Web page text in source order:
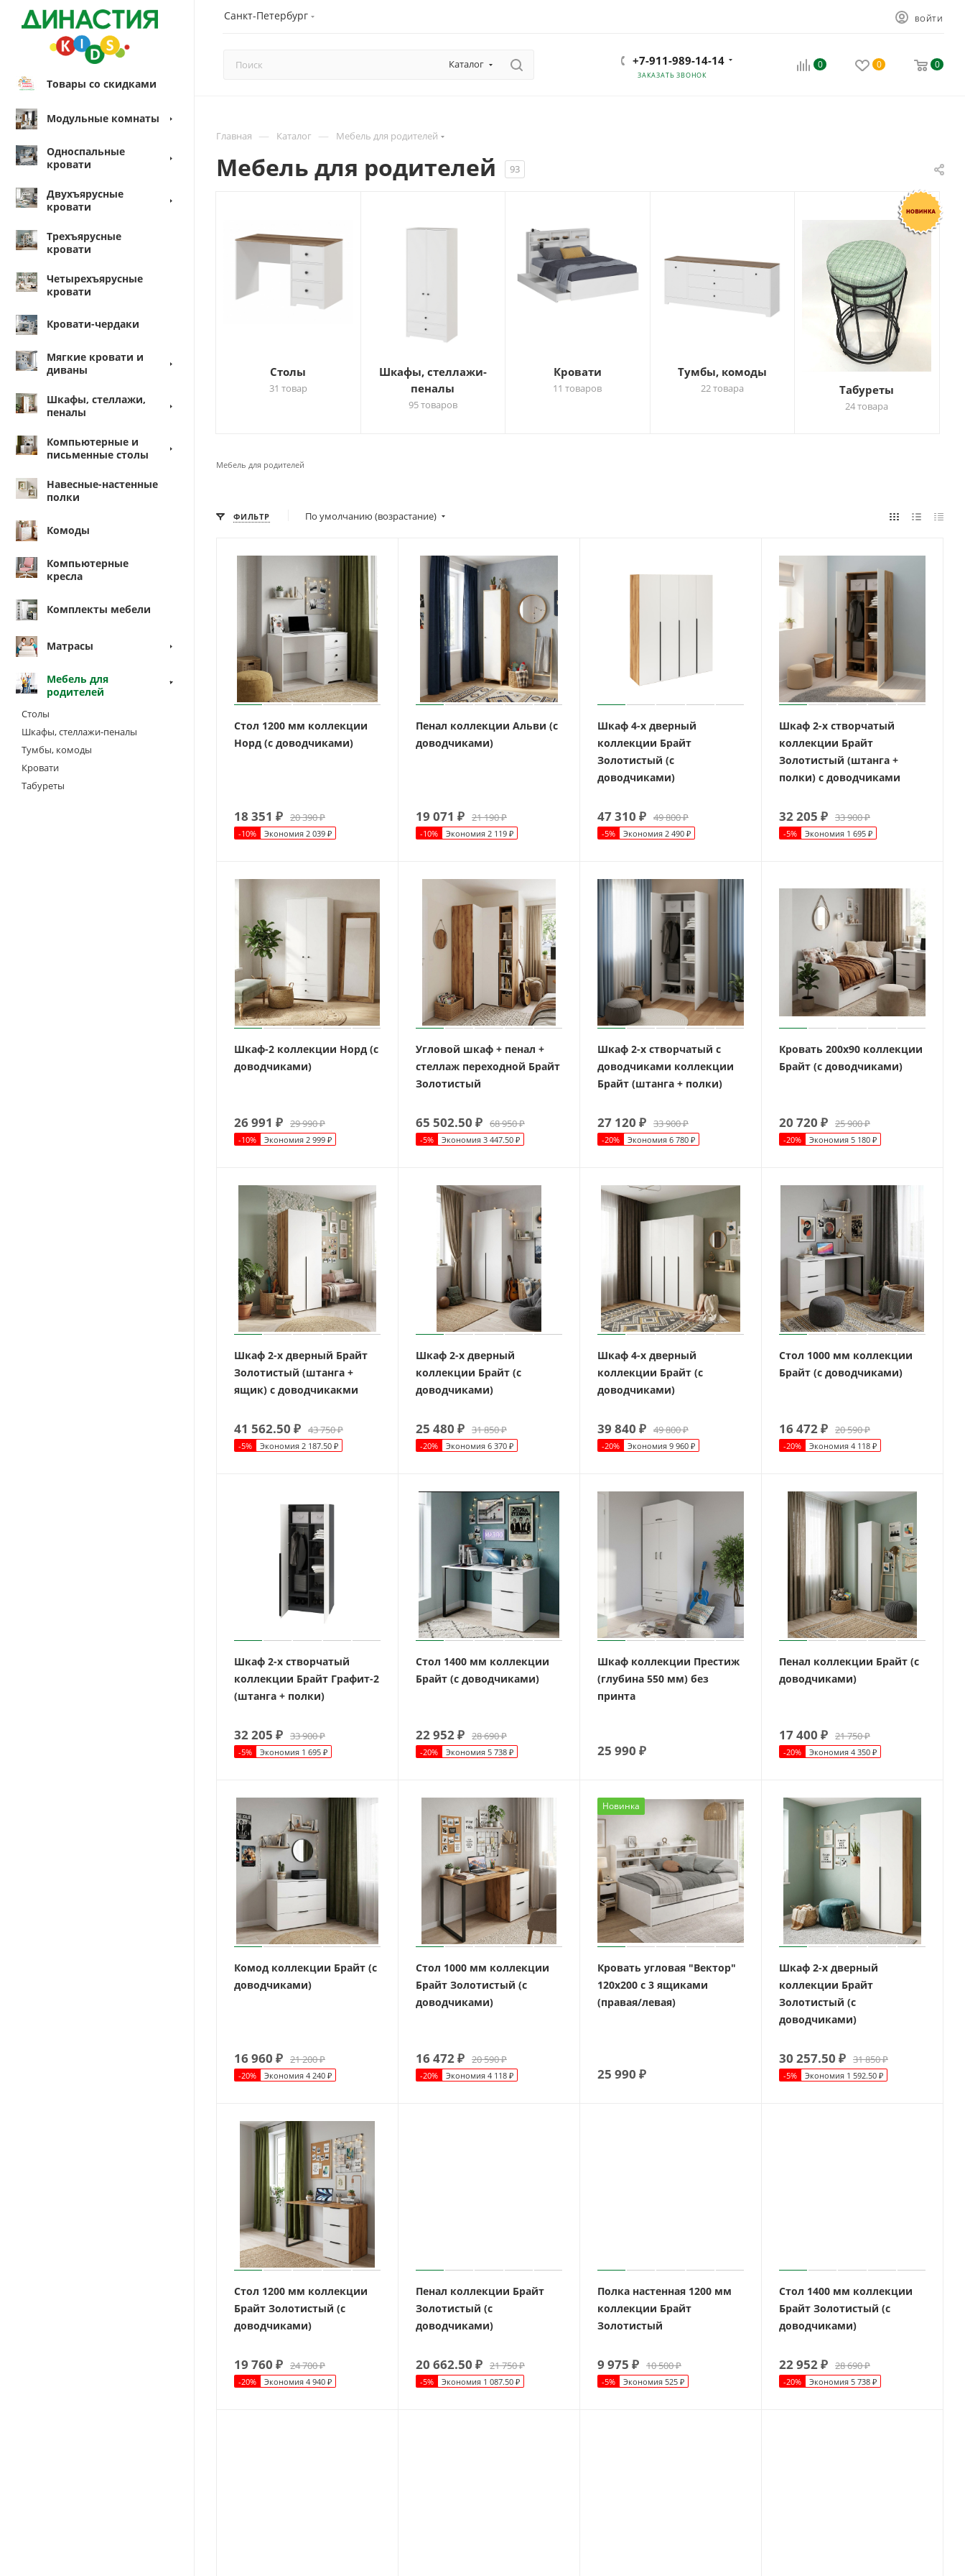
Санкт-Петербург ВОЙТИ
Каталог +7-911-989-14-14
ЗАКАЗАТЬ ЗВОНОК
0 0 0
Товары со скидками
Модульные комнаты
Односпальные
кровати
Двухъярусные
кровати
Трехъярусные
кровати
Четырехъярусные
кровати
Кровати-чердаки
Мягкие кровати и
диваны
Шкафы, стеллажи,
пеналы
Компьютерные и
письменные столы
Навесные-настенные
полки
Комоды
Компьютерные
кресла
Комплекты мебели
Матрасы
Мебель для
родителей
Столы
Шкафы, стеллажи-пеналы
Тумбы, комоды
Кровати
Табуреты
Главная — Каталог — Мебель для родителей
Мебель для родителей 93
Столы
31 товар
Шкафы, стеллажи-
пеналы
95 товаров
Кровати
11 товаров
Тумбы, комоды
22 товара Табуреты
24 товара
Мебель для родителей
ФИЛЬТР По умолчанию (возрастание)
Стол 1200 мм коллекции
Норд (с доводчиками)
18 351 ₽ 20 390₽
-10% Экономия 2 039 ₽
Пенал коллекции Альви (с
доводчиками)
19 071 ₽ 21 190₽
-10% Экономия 2 119 ₽
Шкаф 4-х дверный
коллекции Брайт
Золотистый (с
доводчиками)
47 310 ₽ 49 800₽
-5% Экономия 2 490 ₽
Шкаф 2-х створчатый
коллекции Брайт
Золотистый (штанга +
полки) с доводчиками
32 205 ₽ 33 900₽
-5% Экономия 1 695 ₽
Шкаф-2 коллекции Норд (с
доводчиками)
26 991 ₽ 29 990₽
-10% Экономия 2 999 ₽
Угловой шкаф + пенал +
стеллаж переходной Брайт
Золотистый
65 502.50 ₽ 68 950₽
-5% Экономия 3 447.50 ₽
Шкаф 2-х створчатый с
доводчиками коллекции
Брайт (штанга + полки)
27 120 ₽ 33 900₽
-20% Экономия 6 780 ₽
Кровать 200х90 коллекции
Брайт (с доводчиками)
20 720 ₽ 25 900₽
-20% Экономия 5 180 ₽
Шкаф 2-х дверный Брайт
Золотистый (штанга +
ящик) с доводчикакми
41 562.50 ₽ 43 750₽
-5% Экономия 2 187.50 ₽
Шкаф 2-х дверный
коллекции Брайт (с
доводчиками)
25 480 ₽ 31 850₽
-20% Экономия 6 370 ₽
Шкаф 4-х дверный
коллекции Брайт (с
доводчиками)
39 840 ₽ 49 800₽
-20% Экономия 9 960 ₽
Стол 1000 мм коллекции
Брайт (с доводчиками)
16 472₽ 20 590₽
-20% Экономия 4 118 ₽
Шкаф 2-х створчатый
коллекции Брайт Графит-2
(штанга + полки)
32 205 ₽ 33 900₽
-5% Экономия 1 695 ₽
Стол 1400 мм коллекции
Брайт (с доводчиками)
22 952₽ 28 690₽
-20% Экономия 5 738 ₽
Шкаф коллекции Престиж
(глубина 550 мм) без
принта
25 990 ₽
Пенал коллекции Брайт (с
доводчиками)
17 400 ₽ 21 750₽
-20% Экономия 4 350 ₽
Комод коллекции Брайт (с
доводчиками)
16 960 ₽ 21 200₽
-20% Экономия 4 240 ₽
Стол 1000 мм коллекции
Брайт Золотистый (с
доводчиками)
16 472₽ 20 590₽
-20% Экономия 4 118 ₽
Новинка
Кровать угловая "Вектор"
120х200 с 3 ящиками
(правая/левая)
25 990 ₽
Шкаф 2-х дверный
коллекции Брайт
Золотистый (с
доводчиками)
30 257.50 ₽ 31 850₽
-5% Экономия 1 592.50 ₽
Стол 1200 мм коллекции
Брайт Золотистый (с
доводчиками)
19 760 ₽ 24 700₽
-20% Экономия 4 940 ₽
Пенал коллекции Брайт
Золотистый (с
доводчиками)
20 662.50 ₽ 21 750₽
-5% Экономия 1 087.50 ₽
Полка настенная 1200 мм
коллекции Брайт
Золотистый
9 975 ₽ 10 500₽
-5% Экономия 525 ₽
Стол 1400 мм коллекции
Брайт Золотистый (с
доводчиками)
22 952₽ 28 690₽
-20% Экономия 5 738 ₽